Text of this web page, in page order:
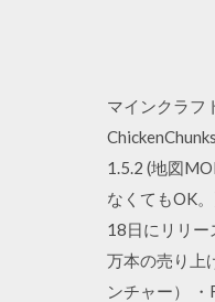
マインクラフ
1.5.2 (地図
なくてもOK
18日にリリ
万本の売り上
ンチャー）